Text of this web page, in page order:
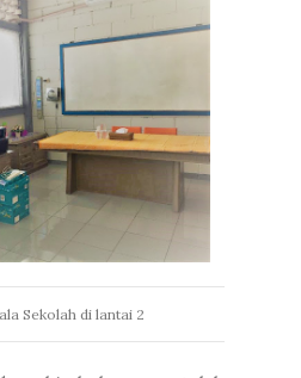
Sekolah di lantai 2